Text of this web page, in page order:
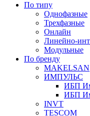
По типу
Однофазные
Трехфазные
Онлайн
Линейно-
Модульные
По бренду
MAKELSAN
ИМПУЛЬС
ИБП
ИБП
INVT
TESCOM